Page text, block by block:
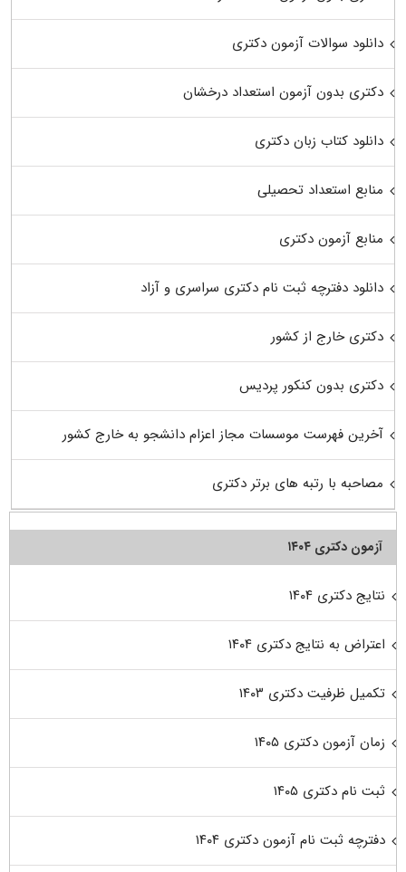
دانلود سوالات آزمون دکتری
دکتری بدون آزمون استعداد درخشان
دانلود کتاب زبان دکتری
منابع استعداد تحصیلی
منابع آزمون دکتری
دانلود دفترچه ثبت نام دکتری سراسری و آزاد
دکتری خارج از کشور
دکتری بدون کنکور پردیس
آخرین فهرست موسسات مجاز اعزام دانشجو به خارج کشور
مصاحبه با رتبه های برتر دکتری
آزمون دکتری ۱۴۰۴
نتایج دکتری ۱۴۰۴
اعتراض به نتایج دکتری ۱۴۰۴
تکمیل ظرفیت دکتری ۱۴۰۳
زمان آزمون دکتری ۱۴۰۵
ثبت نام دکتری ۱۴۰۵
دفترچه ثبت نام آزمون دکتری ۱۴۰۴